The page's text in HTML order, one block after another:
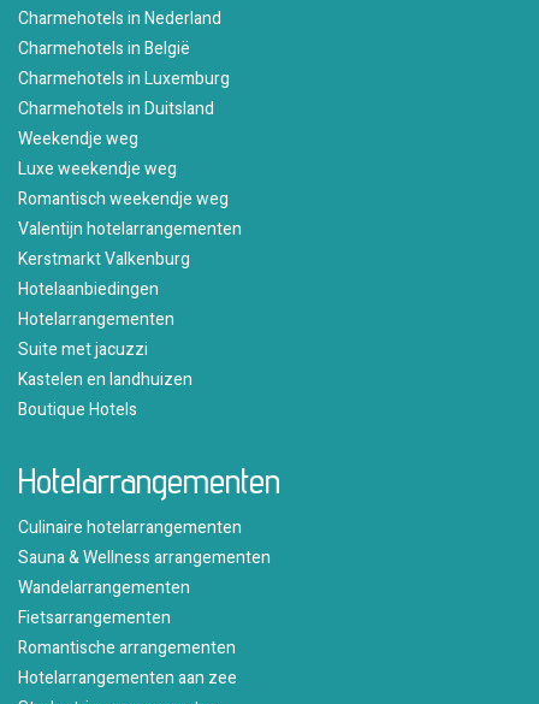
Charmehotels in Nederland
Charmehotels in België
Charmehotels in Luxemburg
Charmehotels in Duitsland
Weekendje weg
Luxe weekendje weg
Romantisch weekendje weg
Valentijn hotelarrangementen
Kerstmarkt Valkenburg
Hotelaanbiedingen
Hotelarrangementen
Suite met jacuzzi
Kastelen en landhuizen
Boutique Hotels
Hotelarrangementen
Culinaire hotelarrangementen
Sauna & Wellness arrangementen
Wandelarrangementen
Fietsarrangementen
Romantische arrangementen
Hotelarrangementen aan zee